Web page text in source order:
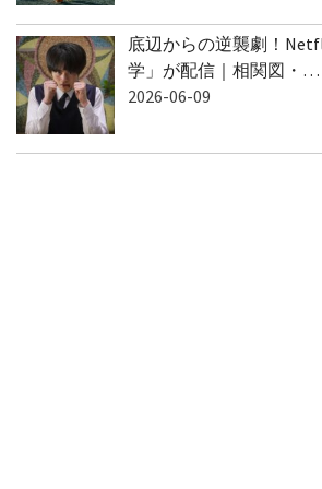
底辺からの逆襲劇！
学」が配信｜相関図・…
2026-06-09